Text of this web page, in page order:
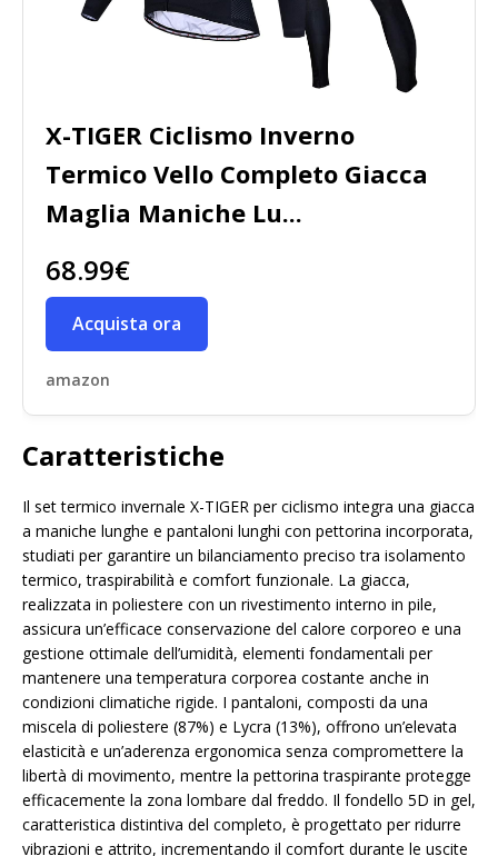
X-TIGER Ciclismo Inverno
Termico Vello Completo Giacca
Maglia Maniche Lu...
68.99€
Acquista ora
amazon
Caratteristiche
Il set termico invernale X-TIGER per ciclismo integra una giacca
a maniche lunghe e pantaloni lunghi con pettorina incorporata,
studiati per garantire un bilanciamento preciso tra isolamento
termico, traspirabilità e comfort funzionale. La giacca,
realizzata in poliestere con un rivestimento interno in pile,
assicura un’efficace conservazione del calore corporeo e una
gestione ottimale dell’umidità, elementi fondamentali per
mantenere una temperatura corporea costante anche in
condizioni climatiche rigide. I pantaloni, composti da una
miscela di poliestere (87%) e Lycra (13%), offrono un’elevata
elasticità e un’aderenza ergonomica senza compromettere la
libertà di movimento, mentre la pettorina traspirante protegge
efficacemente la zona lombare dal freddo. Il fondello 5D in gel,
caratteristica distintiva del completo, è progettato per ridurre
vibrazioni e attrito, incrementando il comfort durante le uscite